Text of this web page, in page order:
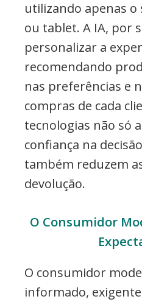
utilizando apenas
ou tablet. A IA, por
personalizar a
recomendando
nas preferências e
compras de cada
tecnologias não só
confiança na
também reduzem
devolução.
O Consumidor
O consumidor
informado,